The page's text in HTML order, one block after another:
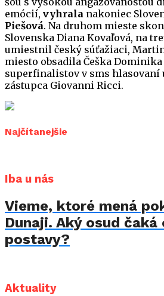
emócií, vyhrala nakoniec
Piešová. Na druhom mieste
Slovenska Diana Kovaľová, na
umiestnil český súťažiaci,
miesto obsadila Češka
superfinalistov v sms hlasovaní
zástupca Giovanni Ricci.
Najčítanejšie
Iba u nás
Vieme, ktoré mená
Dunaji. Aký osud čaká
postavy?
Aktuality